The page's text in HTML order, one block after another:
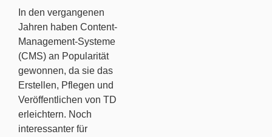
In den vergangenen
Jahren haben Content-
Management-Systeme
(CMS) an Popularität
gewonnen, da sie das
Erstellen, Pflegen und
Veröffentlichen von TD
erleichtern. Noch
interessanter für